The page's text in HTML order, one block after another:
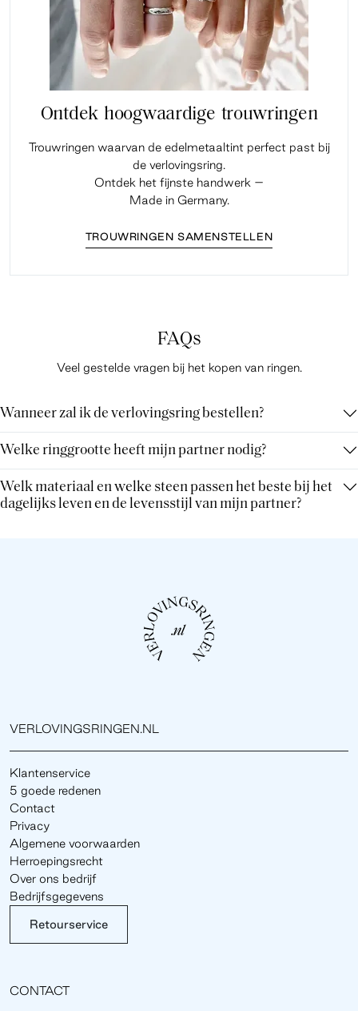
Ontdek hoogwaardige trouwringen
Trouwringen waarvan de edelmetaaltint perfect past bij
de verlovingsring.
Ontdek het fijnste handwerk –
Made in Germany.
TROUWRINGEN SAMENSTELLEN
FAQs
Veel gestelde vragen bij het kopen van ringen.
Wanneer zal ik de verlovingsring bestellen?
Welke ringgrootte heeft mijn partner nodig?
Welk materiaal en welke steen passen het beste bij het
dagelijks leven en de levensstijl van mijn partner?
VERLOVINGSRINGEN.NL
Klantenservice
5 goede redenen
Contact
Privacy
Algemene voorwaarden
Herroepingsrecht
Over ons bedrijf
Bedrijfsgegevens
Retourservice
CONTACT